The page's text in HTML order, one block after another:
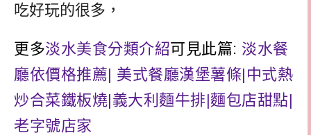
吃好玩的很多，
更多淡水美食分類介紹可見此篇: 淡水餐
廳依價格推薦| 美式餐廳漢堡薯條|中式熱
炒合菜鐵板燒|義大利麵牛排|麵包店甜點|
老字號店家